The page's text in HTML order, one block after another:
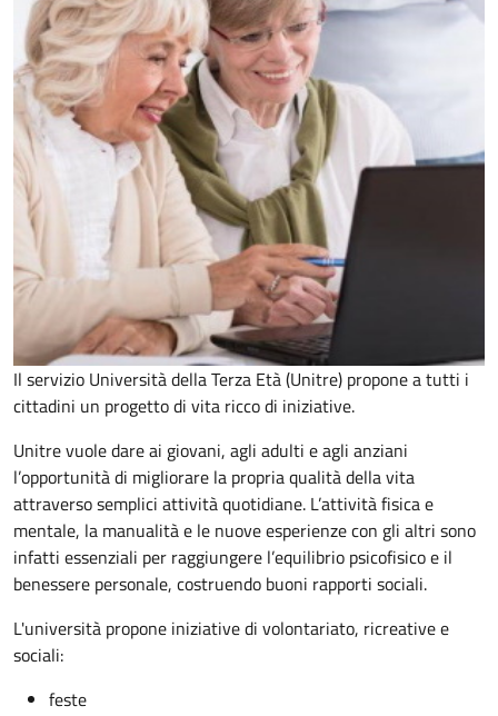
Il servizio Università della Terza Età (Unitre) propone a tutti i
cittadini un progetto di vita ricco di iniziative.
Unitre vuole dare ai giovani, agli adulti e agli anziani
l’opportunità di migliorare la propria qualità della vita
attraverso semplici attività quotidiane. L’attività fisica e
mentale, la manualità e le nuove esperienze con gli altri sono
infatti essenziali per raggiungere l’equilibrio psicofisico e il
benessere personale, costruendo buoni rapporti sociali.
L'università propone iniziative di volontariato, ricreative e
sociali:
feste